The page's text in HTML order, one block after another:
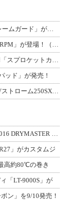
ッド」が発売！
」がカスタムジ
高約80℃の巻き
「LT-9000S」が
ン」を9/10発売！